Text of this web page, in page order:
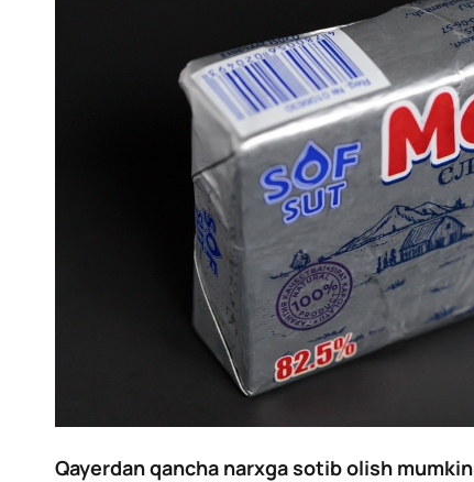
Qayerdan qancha narxga sotib olish mumkin